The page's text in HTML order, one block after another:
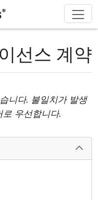
선스 계약
니다. 불일치가 발생
우선합니다.